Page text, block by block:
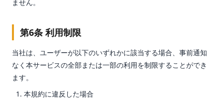
ません。
第6条 利用制限
当社は、ユーザーが以下のいずれかに該当する場合、事前通知
なく本サービスの全部または一部の利用を制限することができ
ます。
本規約に違反した場合